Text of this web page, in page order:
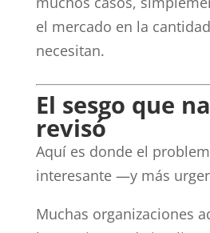
el mercado en la
necesitan.
El sesgo que
revisó
Aquí es donde el
interesante —y más
Muchas organizaciones